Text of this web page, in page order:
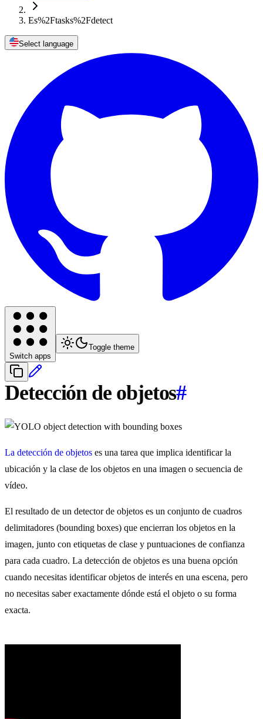
Es%2Ftasks%2Fdetect
Select language
Switch apps
Toggle theme
Detección de objetos#
La detección de objetos es una tarea que implica identificar la
ubicación y la clase de los objetos en una imagen o secuencia de
vídeo.
El resultado de un detector de objetos es un conjunto de cuadros
delimitadores (bounding boxes) que encierran los objetos en la
imagen, junto con etiquetas de clase y puntuaciones de confianza
para cada cuadro. La detección de objetos es una buena opción
cuando necesitas identificar objetos de interés en una escena, pero
no necesitas saber exactamente dónde está el objeto o su forma
exacta.